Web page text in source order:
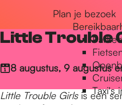
Plan je bezoek
Taxi's
Little Trouble
8 augustus, 9 augustus
Little Trouble Girlsis een